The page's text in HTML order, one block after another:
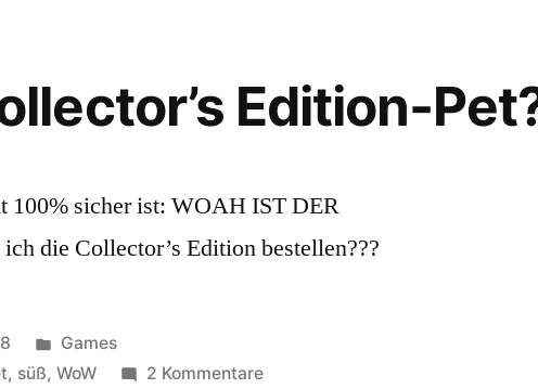
Edition-
100% sicher ist: WOAH IST DER
die Collector’s Edition bestellen???
Veröffentlicht
unter
Games
, süß,WoW 2 Kommentarezu